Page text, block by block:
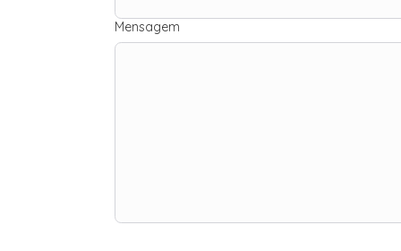
Mensagem